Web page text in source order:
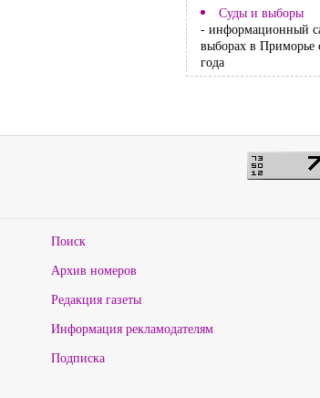
Суды и выборы
- информационный
выборах в Приморье
года
Поиск
Архив номеров
Редакция газеты
Информация рекламодателям
Подписка